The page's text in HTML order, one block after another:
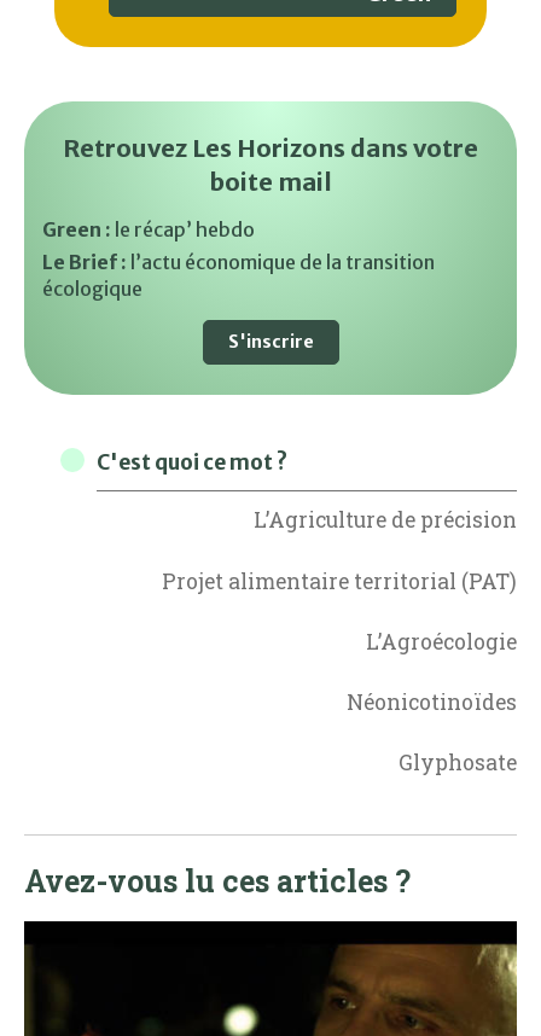
Retrouvez Les Horizons dans votre
boite mail
Green : le récap’ hebdo
Le Brief : l’actu économique de la transition
écologique
S'inscrire
C'est quoi ce mot ?
L’Agriculture de précision
Projet alimentaire territorial (PAT)
L’Agroécologie
Néonicotinoïdes
Glyphosate
Avez-vous lu ces articles ?